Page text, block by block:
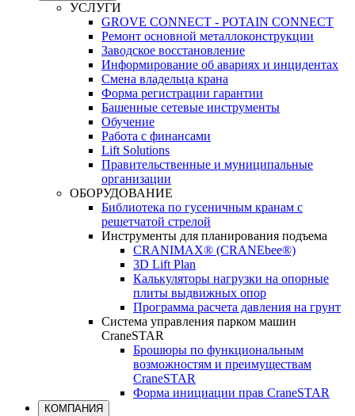
УСЛУГИ
GROVE CONNECT - POTAIN CONNECT
Ремонт основной металлоконструкции
Заводское восстановление
Информирование об авариях и инцидентах
Смена владельца крана
Форма регистрации гарантии
Башенные сетевые инструменты
Обучение
Работа с финансами
Lift Solutions
Правительственные и муниципальные
организации
ОБОРУДОВАНИЕ
Библиотека по гусеничным кранам с
решетчатой стрелой
Инструменты для планирования подъема
CRANIMAX® (CRANEbee®)
3D Lift Plan
Калькуляторы нагрузки на опорные
плиты выдвижных опор
Программа расчета давления на грунт
Система управления парком машин
CraneSTAR
Брошюры по функциональным
возможностям и преимуществам
CraneSTAR
Форма инициации прав CraneSTAR
КОМПАНИЯ